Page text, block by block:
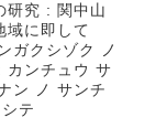
研究 : 関中山
域に即して
ガクシゾク ノ
カンチュウ サ
ン ノ サンチ
テ